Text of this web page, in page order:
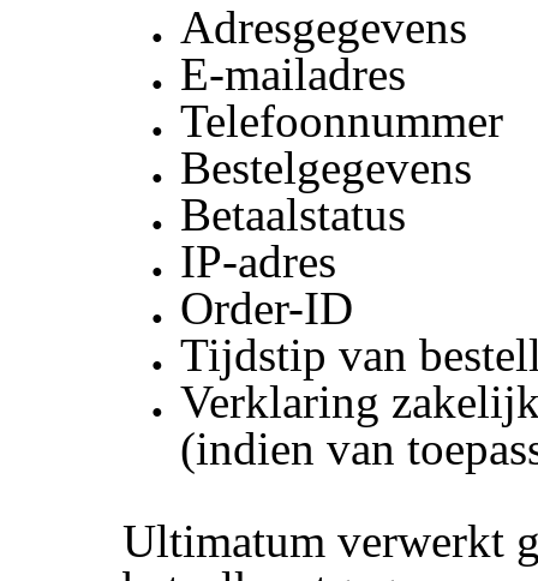
Adresgegevens
E-mailadres
Telefoonnummer
Bestelgegevens
Betaalstatus
IP-adres
Order-ID
Tijdstip van
Verklaring
(indien van
Ultimatum verwerkt